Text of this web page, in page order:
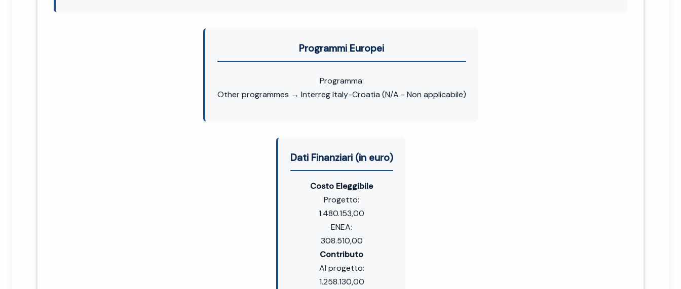
Programmi Europei
Programma:
Other programmes → Interreg Italy-Croatia (N/A - Non applicabile)
Dati Finanziari (in euro)
Costo Eleggibile
Progetto:
1.480.153,00
ENEA:
308.510,00
Contributo
Al progetto:
1.258.130,00